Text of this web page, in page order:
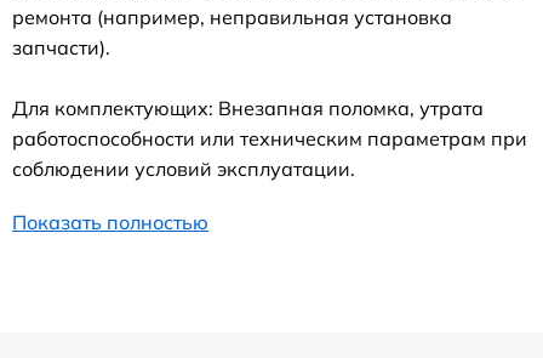
ремонта (например, неправильная установка
запчасти).
Для комплектующих: Внезапная поломка, утрата
работоспособности или техническим параметрам при
соблюдении условий эксплуатации.
Показать полностью